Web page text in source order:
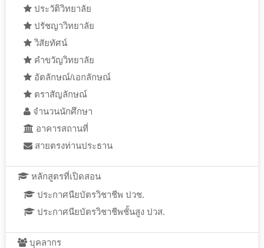
ประวัติวิทยาลัย
ปรัชญาวิทยาลัย
วิสัยทัศน์
คำขวัญวิทยาลัย
อัตลักษณ์/เอกลักษณ์
ตราสัญลักษณ์
จำนวนนักศึกษา
อาคารสถานที่
สายตรงท่านประธาน
หลักสูตรที่เปิดสอน
ประกาศนียบัตรวิชาชีพ ปวช.
ประกาศนียบัตรวิชาชีพชั้นสูง ปวส.
บุคลากร